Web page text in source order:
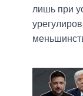
лишь при